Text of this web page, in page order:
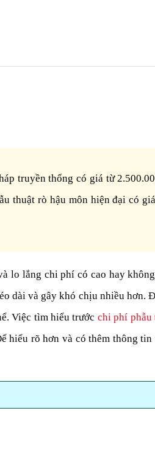
truyền thống có giá từ
thuật rò hậu môn hiện đại có
lo lắng chi phí có cao hay
dài và gây khó chịu nhiều hơn.
Việc tìm hiểu trước chi phí phẫu
hiểu rõ hơn và có thêm thông tin